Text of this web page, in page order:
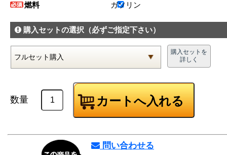
燃料
ガソリン
購入セットの選択 （必ずご指定下さい）
購入セットを
詳しく
数量
問い合わせる